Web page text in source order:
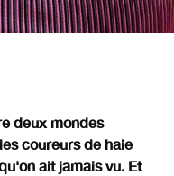
deux mondes
coureurs de haie
ait jamais vu. Et